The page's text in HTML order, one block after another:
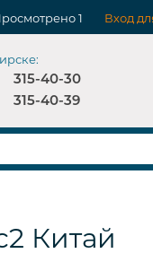
1 Вход
315-40-30
315-40-39
Китай